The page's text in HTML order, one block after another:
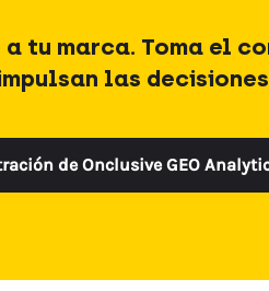
tu marca. Toma el
las
de Onclusive GEO